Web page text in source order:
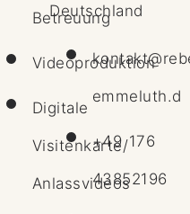
Betreuung
Videoproduktion
Digitale
Visitenkarte/
Anlassvideos
Deutschland
emmeluth.d
+49 176
43852196